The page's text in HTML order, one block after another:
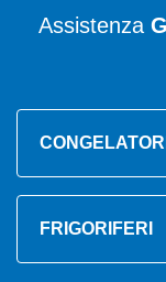
Assistenza
CONGELATORI
FRIGORIFERI